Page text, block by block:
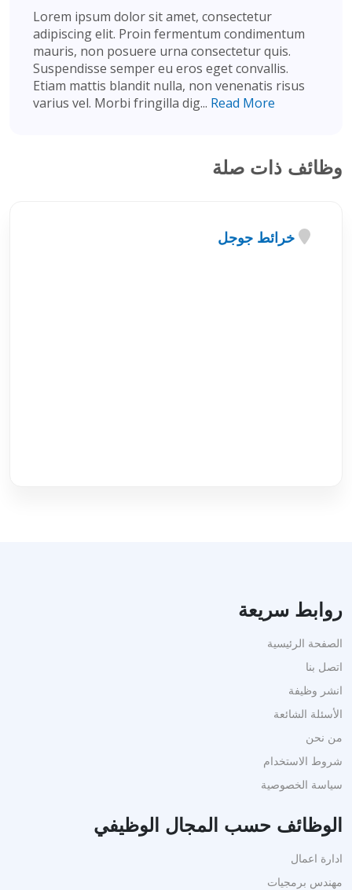
Lorem ipsum dolor sit amet, consectetur
adipiscing elit. Proin fermentum condimentum
mauris, non posuere urna consectetur quis.
Suspendisse semper eu eros eget convallis.
Etiam mattis blandit nulla, non venenatis risus
varius vel. Morbi fringilla dig... Read More
وظائف ذات صلة
خرائط جوجل
روابط سريعة
الصفحة الرئيسية
اتصل بنا
انشر وظيفة
الأسئلة الشائعة
من نحن
شروط الاستخدام
سياسة الخصوصية
الوظائف حسب المجال الوظيفي
ادارة اعمال
مهندس برمجيات